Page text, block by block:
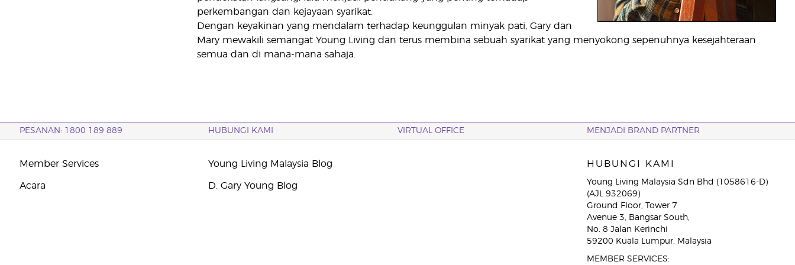
perkembangan dan kejayaan syarikat.
Dengan keyakinan yang mendalam terhadap keunggulan minyak pati, Gary dan
Mary mewakili semangat Young Living dan terus membina sebuah syarikat yang menyokong sepenuhnya kesejahteraan
semua dan di mana-mana sahaja.
PESANAN: 1800 189 889 HUBUNGI KAMI VIRTUAL OFFICE MENJADI BRAND PARTNER
Member Services
Acara
Young Living Malaysia Blog
D. Gary Young Blog
HUBUNGI KAMI
Young Living Malaysia Sdn Bhd (1058616-D)
(AJL 932069)
Ground Floor, Tower 7
Avenue 3, Bangsar South,
No. 8 Jalan Kerinchi
59200 Kuala Lumpur, Malaysia
MEMBER SERVICES: